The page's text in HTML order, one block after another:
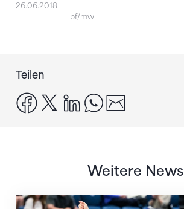
26.06.2018
pf/mw
Teilen
facebook
x linkedinwhatsapp
Weitere News
Nächster Halt: Weltmeisterschaft